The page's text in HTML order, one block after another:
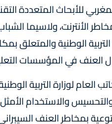
للأبحاث المتعددة
الأنترنت، ولاسيما
الوطنية والمتعلق
في المؤسسات
العام لوزارة التربية
والاستخدام